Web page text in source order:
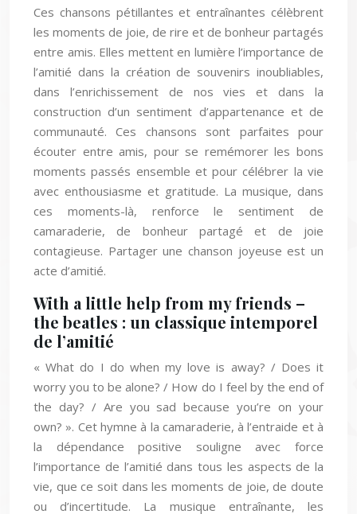
Ces chansons pétillantes et entraînantes célèbrent
les moments de joie, de rire et de bonheur partagés
entre amis. Elles mettent en lumière l’importance de
l’amitié dans la création de souvenirs inoubliables,
dans l’enrichissement de nos vies et dans la
construction d’un sentiment d’appartenance et de
communauté. Ces chansons sont parfaites pour
écouter entre amis, pour se remémorer les bons
moments passés ensemble et pour célébrer la vie
avec enthousiasme et gratitude. La musique, dans
ces moments-là, renforce le sentiment de
camaraderie, de bonheur partagé et de joie
contagieuse. Partager une chanson joyeuse est un
acte d’amitié.
With a little help from my friends –
the beatles : un classique intemporel
de l’amitié
« What do I do when my love is away? / Does it
worry you to be alone? / How do I feel by the end of
the day? / Are you sad because you’re on your
own? ». Cet hymne à la camaraderie, à l’entraide et à
la dépendance positive souligne avec force
l’importance de l’amitié dans tous les aspects de la
vie, que ce soit dans les moments de joie, de doute
ou d’incertitude. La musique entraînante, les